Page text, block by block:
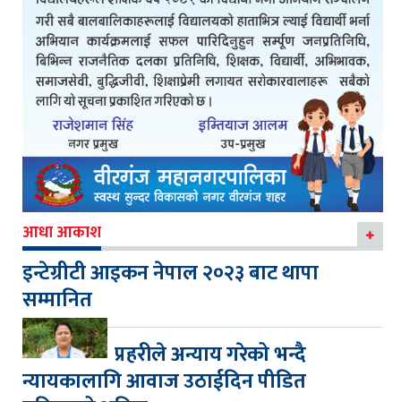
आधा आकाश
इन्टेग्रीटी आइकन नेपाल २०२३ बाट थापा
सम्मानित
प्रहरीले अन्याय गरेको भन्दै
न्यायकालागि आवाज उठाईदिन पीडित